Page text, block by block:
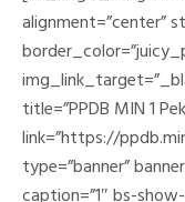
alignment=”center”
title=”PPDB MIN 1
link=”https://
type=”banner”